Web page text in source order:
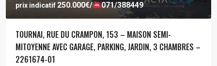
prix indicatif 250.000€/ 071/388449
TOURNAI, RUE DU CRAMPON, 153 – MAISON SEMI-
MITOYENNE AVEC GARAGE, PARKING, JARDIN, 3 CHAMBRES –
2261674-01